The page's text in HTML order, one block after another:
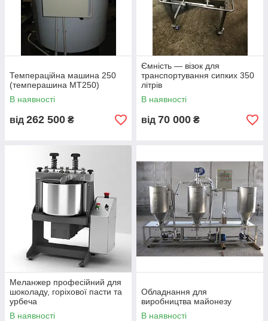
Завдяки Технологічній ємності від
нашої команди ви:
👨‍⚕️ Забезпечіть високу якість і чистоту продукту
🚀 Автоматизуєте процес виробництва
💵 Знизіть витрати виробництва
📈 Збільште обсяг продукції
виробництва клею (відео)
Зателефонуйте нам:
📞 +38(095)0006959
Або пишіть в месенджер:
Viber, Whatapp
Темпераційна машина 250
(темперашина МТ250)
В наявності
від 262 500 ₴
Ємність — візок для
транспортування сипких 350
літрів
В наявності
від 70 000 ₴
Меланжер професійний для
шоколаду, горіхової пасти та
урбеча
В наявності
Обладнання для
виробництва майонезу
В наявності